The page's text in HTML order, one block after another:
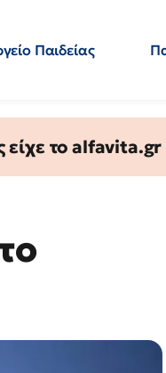
Παιδείας
το alfavita.gr